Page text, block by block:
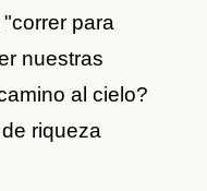
para
nuestras
al cielo?
riqueza